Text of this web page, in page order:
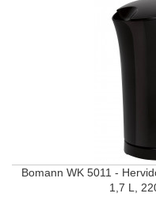
Bomann WK 5011 -
1,7 L,